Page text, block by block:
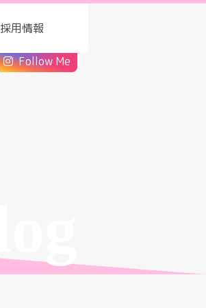
採用情報
Follow Me